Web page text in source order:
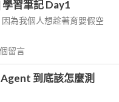
習筆記 Day1
為我個人想趁著育嬰假空
個留言
到底該怎麼測